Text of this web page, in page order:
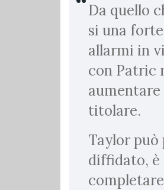
Da quello
si una
allarmi in
con Patric
titolare.
Taylor
diffidato, è